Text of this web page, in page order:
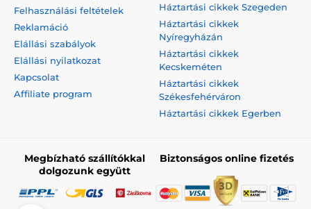
Felhasználási feltételek
Reklamáció
Elállási szabályok
Elállási nyilatkozat
Kapcsolat
Affiliate program
Háztartási cikkek Szegeden
Háztartási cikkek
Nyíregyházán
Háztartási cikkek
Kecskeméten
Háztartási cikkek
Székesfehérváron
Háztartási cikkek Egerben
Megbízható szállítókkal
dolgozunk együtt
Biztonságos online fizetés